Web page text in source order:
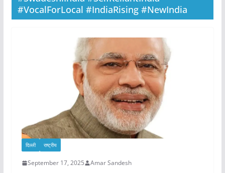
#VocalForLocal #IndiaRising #NewIndia
दिल्ली राष्ट्रीय
September 17, 2025 Amar Sandesh